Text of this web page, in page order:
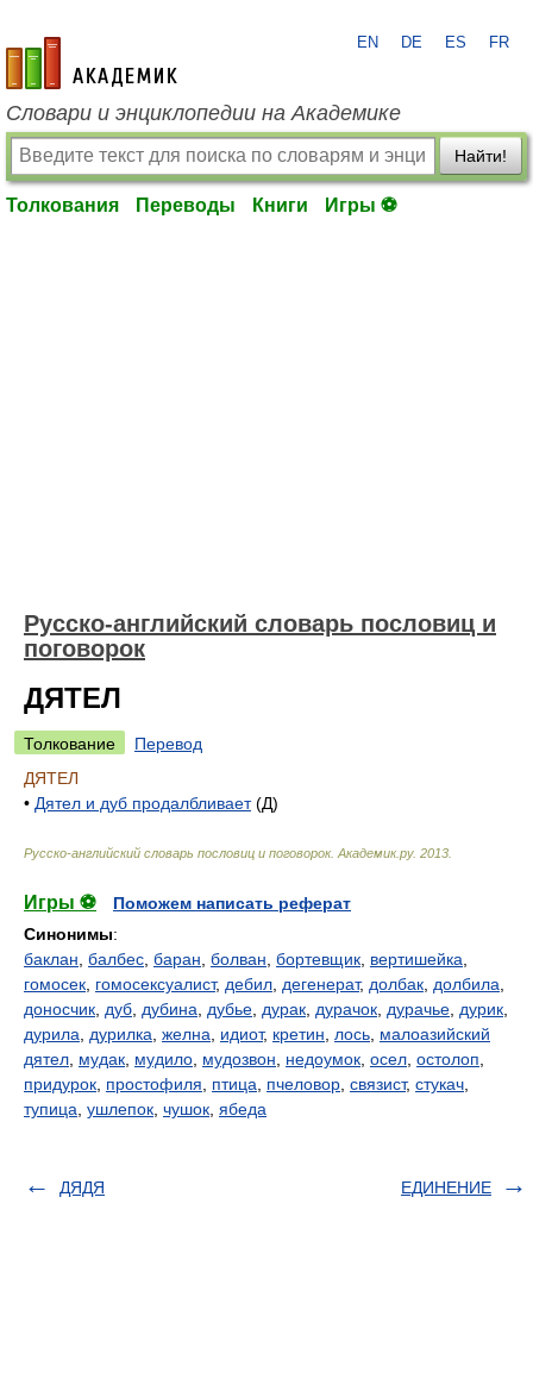
academic.ru
EN DE ES FR
Словари и энциклопедии на Академике
Найти!
Толкования Переводы Книги Игры ⚽
Русско-английский словарь пословиц и
поговорок
ДЯТЕЛ
Толкование
Перевод
ДЯТЕЛ
• Дятел и дуб продалбливает(Д)
Русско-английский словарь пословиц и поговорок. Академик.ру. 2013
Игры ⚽
Поможем написать реферат
Синонимы:
баклан балбес баран болван бортевщик вертишейка
гомосек гомосексуалист, дебил дегенерат, долбак долбила
доносчик дуб дубина дубье дурак дурачок дурачье дурик
дурила
дурилка желна идиот, кретин лось малоазийский
дятел мудак мудило мудозвон недоумок осел остолоп
придурок простофиля птица пчеловор связист, стукач
тупица ушлепок чушок ябеда
ДЯДЯ ЕДИНЕНИЕ